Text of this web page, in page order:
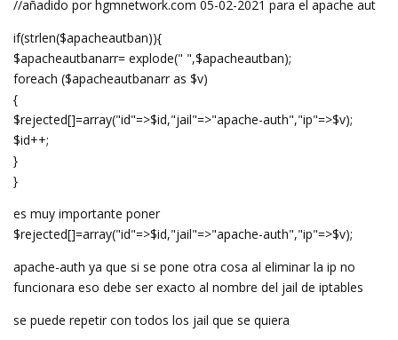
//añadido por hgmnetwork.com 05-02-2021 para el apache aut
if(strlen($apacheautban)){
$apacheautbanarr= explode(" ",$apacheautban);
foreach ($apacheautbanarr as $v)
{
$rejected[]=array("id"=>$id,"jail"=>"apache-auth","ip"=>$v);
$id++;
}
}
es muy importante poner
$rejected[]=array("id"=>$id,"jail"=>"apache-auth","ip"=>$v);
apache-auth ya que si se pone otra cosa al eliminar la ip no
funcionara eso debe ser exacto al nombre del jail de iptables
se puede repetir con todos los jail que se quiera